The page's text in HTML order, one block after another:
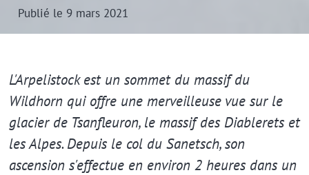
Publié le 9 mars 2021
Extrait
L'Arpelistock est un sommet du massif du
Wildhorn qui offre une merveilleuse vue sur le
glacier de Tsanfleuron, le massif des Diablerets et
les Alpes. Depuis le col du Sanetsch, son
ascension s'effectue en environ 2 heures dans un